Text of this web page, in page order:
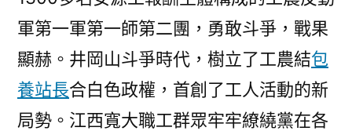
軍第一軍第一師第二團，勇敢斗爭，戰果
顯赫。井岡山斗爭時代，樹立了工農結包
養站長合白色政權，首創了工人活動的新
局勢。江西寬大職工群眾牢牢繚繞黨在各